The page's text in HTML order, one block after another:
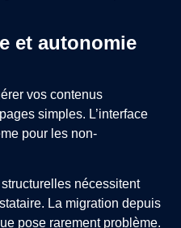
et autonomie
vos contenus
simples. L’interface
pour les non-
nécessitent
La migration depuis
pose rarement problème.